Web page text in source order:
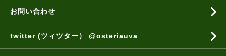
お問い合わせ
twitter (ツィツター） @osteriauva